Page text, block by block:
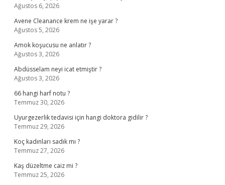
Ağustos 6, 2026
Avene Cleanance krem ne işe yarar ?
Ağustos 5, 2026
Amok koşucusu ne anlatır ?
Ağustos 3, 2026
Abdüsselam neyi icat etmiştir ?
Ağustos 3, 2026
66 hangi harf notu ?
Temmuz 30, 2026
Uyurgezerlik tedavisi için hangi doktora gidilir ?
Temmuz 29, 2026
Koç kadınları sadık mı ?
Temmuz 27, 2026
Kaş düzeltme caiz mi ?
Temmuz 25, 2026